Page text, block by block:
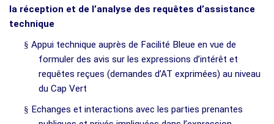
la réception et de l’analyse des requêtes d’assistance
technique
§ Appui technique auprès de Facilité Bleue en vue de
formuler des avis sur les expressions d’intérêt et
requêtes reçues (demandes d’AT exprimées) au niveau
du Cap Vert
§ Echanges et interactions avec les parties prenantes